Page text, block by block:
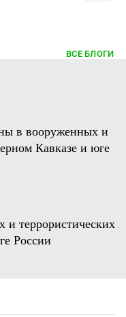
ВСЕ БЛОГИ
в вооруженных и
Кавказе и юге
террористических
России